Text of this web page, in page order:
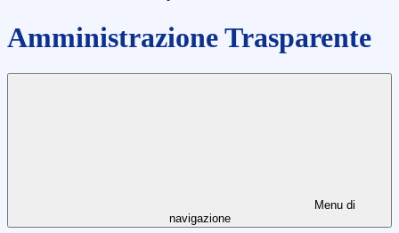
Amministrazione Trasparente
Menu di
navigazione